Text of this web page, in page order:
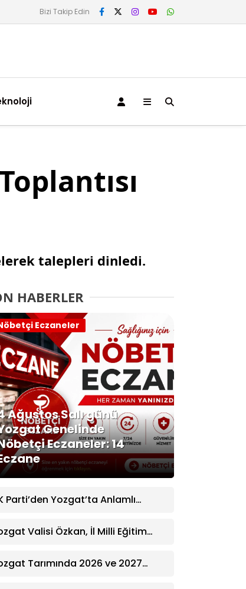
Bizi Takip Edin
talepleri dinledi.
HABERLER
Ağustos Salı günü
Genelinde
Eczaneler: 14
Eczaneler
Parti’den Yozgat’ta Anlamlı
Üyeleriyle Buluştu
Valisi Özkan, İl Milli Eğitim
Tarımında 2026 ve 2027